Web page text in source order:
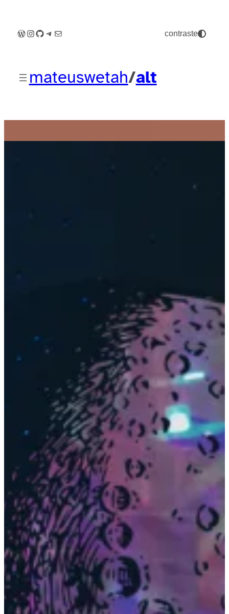
mateuswetah/alt
WordPress
Instagram
GitHub
Telegram
E-mail contraste